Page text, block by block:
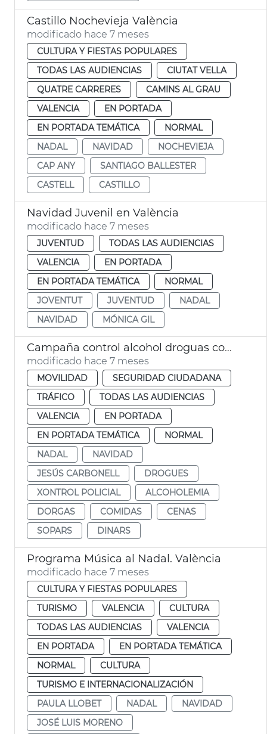
Castillo Nochevieja València
modificado hace 7 meses
CULTURA Y FIESTAS POPULARES
TODAS LAS AUDIENCIAS
CIUTAT VELLA
QUATRE CARRERES
CAMINS AL GRAU
VALENCIA
EN PORTADA
EN PORTADA TEMÁTICA
NORMAL
NADAL
NAVIDAD
NOCHEVIEJA
CAP ANY
SANTIAGO BALLESTER
CASTELL
CASTILLO
Navidad Juvenil en València
modificado hace 7 meses
JUVENTUD
TODAS LAS AUDIENCIAS
VALENCIA
EN PORTADA
EN PORTADA TEMÁTICA
NORMAL
JOVENTUT
JUVENTUD
NADAL
NAVIDAD
MÓNICA GIL
Campaña control alcohol droguas comidas empresa Navidad
modificado hace 7 meses
MOVILIDAD
SEGURIDAD CIUDADANA
TRÁFICO
TODAS LAS AUDIENCIAS
VALENCIA
EN PORTADA
EN PORTADA TEMÁTICA
NORMAL
NADAL
NAVIDAD
JESÚS CARBONELL
DROGUES
XONTROL POLICIAL
ALCOHOLEMIA
DORGAS
COMIDAS
CENAS
SOPARS
DINARS
Programa Música al Nadal. València
modificado hace 7 meses
CULTURA Y FIESTAS POPULARES
TURISMO
VALENCIA
CULTURA
TODAS LAS AUDIENCIAS
VALENCIA
EN PORTADA
EN PORTADA TEMÁTICA
NORMAL
CULTURA
TURISMO E INTERNACIONALIZACIÓN
PAULA LLOBET
NADAL
NAVIDAD
JOSÉ LUIS MORENO